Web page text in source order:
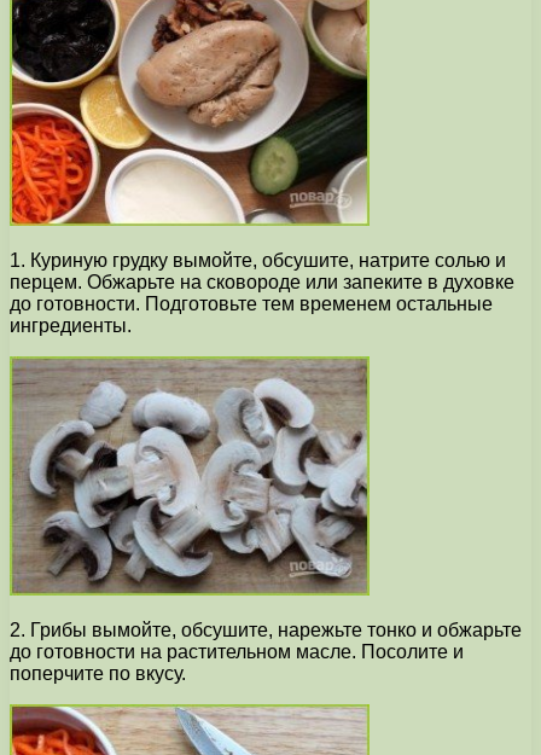
1. Куриную грудку вымойте, обсушите, натрите солью и
перцем. Обжарьте на сковороде или запеките в духовке
до готовности. Подготовьте тем временем остальные
ингредиенты.
2. Грибы вымойте, обсушите, нарежьте тонко и обжарьте
до готовности на растительном масле. Посолите и
поперчите по вкусу.